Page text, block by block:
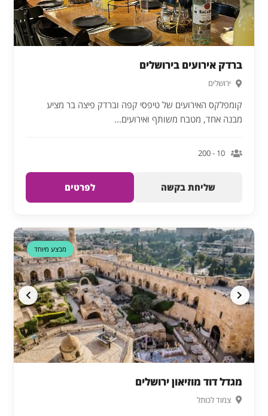
ברדק אירועים בירושלים
ירושלים
קומפלקס האירועים של טיפסי קפה וברדק פיצה בר מציע
מבנה אחד, מטבח משותף ואירועים...
10 - 200
שליחת בקשה לפרטים
מבצע מיוחד
מגדל דוד מוזיאון ירושלים
צמוד לכותל